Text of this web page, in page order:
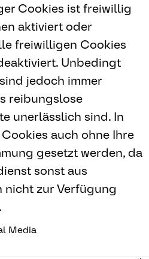
Cookies ist freiwillig
aktiviert oder
freiwilligen Cookies
Unbedingt
jedoch immer
reibungslose
unerlässlich sind. In
auch ohne Ihre
gesetzt werden, da
sonst aus
nicht zur Verfügung
Media